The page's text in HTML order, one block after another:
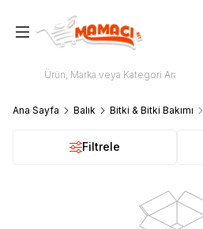
Ana Sayfa Balık Bitki & Bitki Bakımı
Filtrele